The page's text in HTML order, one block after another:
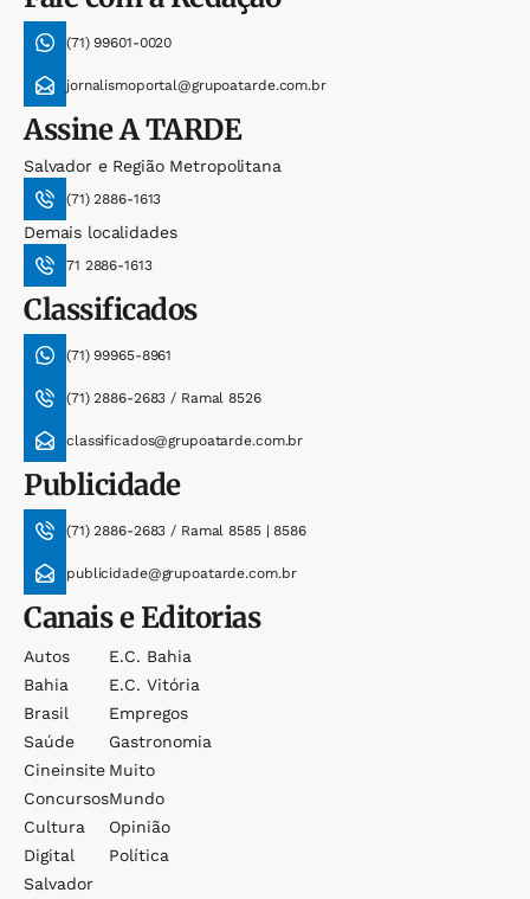
(71) 99601-0020
jornalismoportal@grupoatarde.com.br
AssineA TARDE
Salvador e Região Metropolitana
(71) 2886-1613
Demais localidades
71 2886-1613
Classificados
(71) 99965-8961
(71) 2886-2683 / Ramal 8526
classificados@grupoatarde.com.br
Publicidade
(71) 2886-2683 / Ramal 8585 | 8586
publicidade@grupoatarde.com.br
Canais e Editorias
Autos
Bahia
Brasil
Saúde
Cineinsite
Concursos
Cultura
Digital
Salvador
E.c. Bahia
E.c. Vitória
Empregos
Gastronomia
Muito
Mundo
Opinião
Política